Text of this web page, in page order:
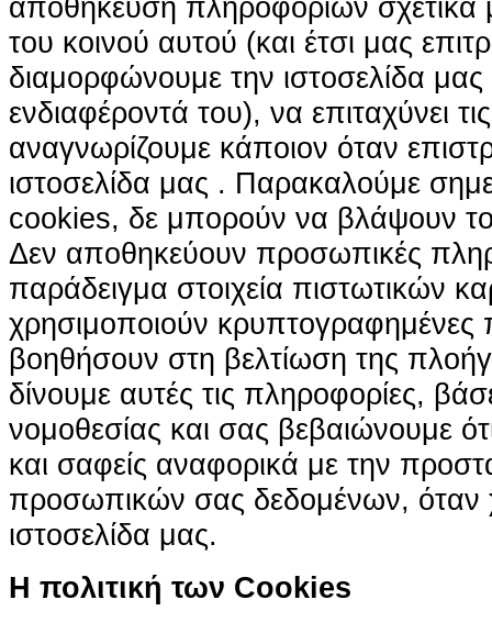
αποθήκευση πληροφοριών σχετικά
του κοινού αυτού (και έτσι μας
διαμορφώνουμε την ιστοσελίδα
ενδιαφέροντά του), να επιταχύνει
αναγνωρίζουμε κάποιον όταν
ιστοσελίδα μας . Παρακαλούμε
cookies, δε μπορούν να βλάψουν
Δεν αποθηκεύουν προσωπικές
παράδειγμα στοιχεία πιστωτικών
χρησιμοποιούν κρυπτογραφημένες
βοηθήσουν στη βελτίωση της
δίνουμε αυτές τις πληροφορίες,
νομοθεσίας και σας βεβαιώνουμε ότι
και σαφείς αναφορικά με την
προσωπικών σας δεδομένων, όταν
ιστοσελίδα μας.
H πολιτική των Cookies